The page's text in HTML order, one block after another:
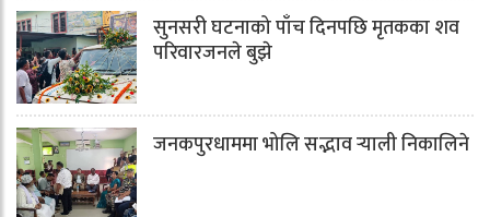
सुनसरी घटनाको पाँच दिनपछि मृतकका शव
परिवारजनले बुझे
जनकपुरधाममा भोलि सद्भाव र्‍याली निकालिने